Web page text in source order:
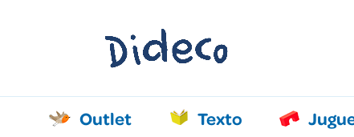
Outlet Texto